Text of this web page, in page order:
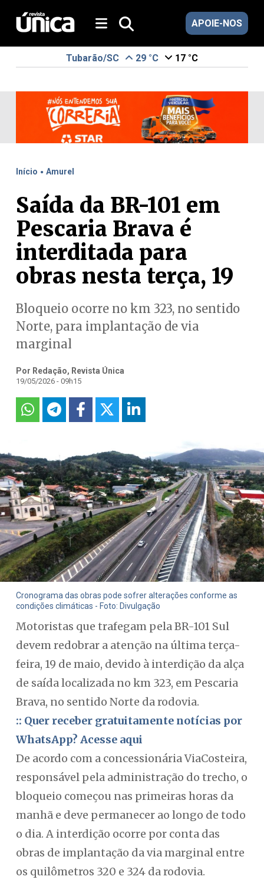
APOIE-NOS
Tubarão/SC 29 °C 17 °C
Início . Amurel
Saída da BR-101 em
Pescaria Brava é
interditada para
obras nesta terça, 19
Bloqueio ocorre no km 323, no sentido
Norte, para implantação de via
marginal
Por Redação, Revista Única
19/05/2026 - 09h15
Cronograma das obras pode sofrer alterações conforme as
condições climáticas - Foto: Divulgação
Motoristas que trafegam pela BR-101 Sul
devem redobrar a atenção na última terça-
feira, 19 de maio, devido à interdição da alça
de saída localizada no km 323, em Pescaria
Brava, no sentido Norte da rodovia.
:: Quer receber gratuitamente notícias por
WhatsApp? Acesse aqui
De acordo com a concessionária ViaCosteira,
responsável pela administração do trecho, o
bloqueio começou nas primeiras horas da
manhã e deve permanecer ao longo de todo
o dia. A interdição ocorre por conta das
obras de implantação da via marginal entre
os quilômetros 320 e 324 da rodovia.